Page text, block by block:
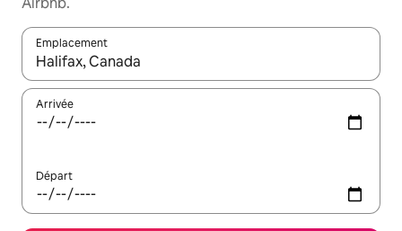
Emplacement
Quand les résultats sont affichés, parcourez-les en utilisant
Arrivée
Départ